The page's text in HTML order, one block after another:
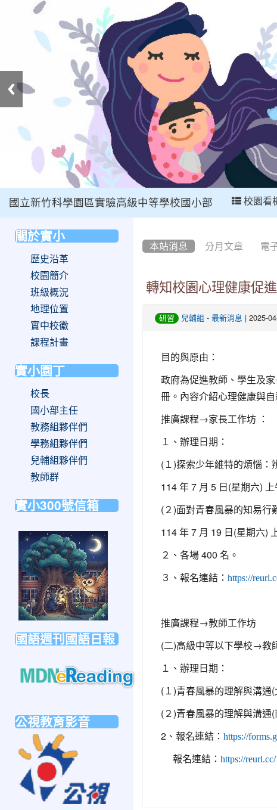
國立新竹科學園區實驗高級中等學校國小部 校園看
本站消息 分月文章 電
轉知校園心理健康促
研習 兒輔組 - 最新消息 | 2025-
目的與原由：
政府為促進教師、學生及
冊。內容介紹心理健康與
推廣課程→家長工作坊 ：
１、辦理日期：
(１)探索少年維特的煩惱：
114 年 7 月 5 日(星期六)
(２)面對青春風暴的知易行
114 年 7 月 19 日(星期六)
２、各場 400 名。
３、報名連結： https://
推廣課程→教師工作坊
(二)高級中等以下學校→教
１、辦理日期：
(１)青春風暴的理解與溝通
(２)青春風暴的理解與溝通
2、報名連結： https://
報名連結： https://
關於實小
歷史沿革
校園簡介
班級概況
地理位置
實中校徽
課程計畫
實小園丁
校長
國小部主任
教務組夥伴們
學務組夥伴們
兒輔組夥伴們
教師群
實小300號信箱
https://forms.gle/sb6qss7apF2uRjVc7
國語週刊國語日報
https://mdnereading.mdnkids.com
公視教育影音
https://ptsvod.sunnystudy.com.tw/school